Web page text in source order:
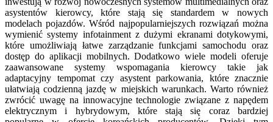
asystentów kierowcy, które stają się standardem w nowych
modelach pojazdów. Wśród najpopularniejszych rozwiązań można
wymienić systemy infotainment z dużymi ekranami dotykowymi,
które umożliwiają łatwe zarządzanie funkcjami samochodu oraz
dostęp do aplikacji mobilnych. Dodatkowo wiele modeli oferuje
zaawansowane systemy wspomagania kierowcy takie jak
adaptacyjny tempomat czy asystent parkowania, które znacznie
ułatwiają codzienną jazdę w miejskich warunkach. Warto również
zwrócić uwagę na innowacyjne technologie związane z napędem
elektrycznym i hybrydowym, które stają się coraz bardziej